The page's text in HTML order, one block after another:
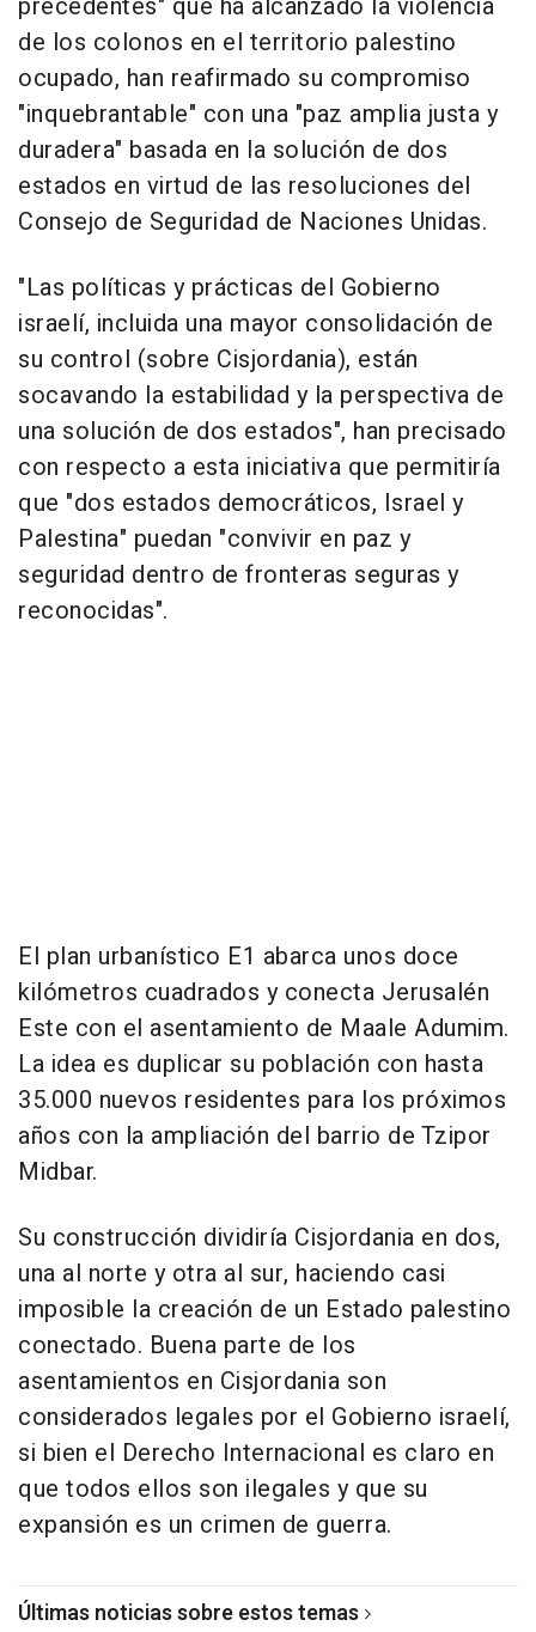
precedentes" que ha alcanzado la violencia
de los colonos en el territorio palestino
ocupado, han reafirmado su compromiso
"inquebrantable" con una "paz amplia justa y
duradera" basada en la solución de dos
estados en virtud de las resoluciones del
Consejo de Seguridad de Naciones Unidas.
"Las políticas y prácticas del Gobierno
israelí, incluida una mayor consolidación de
su control (sobre Cisjordania), están
socavando la estabilidad y la perspectiva de
una solución de dos estados", han precisado
con respecto a esta iniciativa que permitiría
que "dos estados democráticos, Israel y
Palestina" puedan "convivir en paz y
seguridad dentro de fronteras seguras y
reconocidas".
El plan urbanístico E1 abarca unos doce
kilómetros cuadrados y conecta Jerusalén
Este con el asentamiento de Maale Adumim.
La idea es duplicar su población con hasta
35.000 nuevos residentes para los próximos
años con la ampliación del barrio de Tzipor
Midbar.
Su construcción dividiría Cisjordania en dos,
una al norte y otra al sur, haciendo casi
imposible la creación de un Estado palestino
conectado. Buena parte de los
asentamientos en Cisjordania son
considerados legales por el Gobierno israelí,
si bien el Derecho Internacional es claro en
que todos ellos son ilegales y que su
expansión es un crimen de guerra.
Últimas noticias sobre estos temas